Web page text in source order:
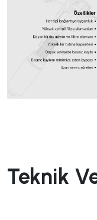
Teknik